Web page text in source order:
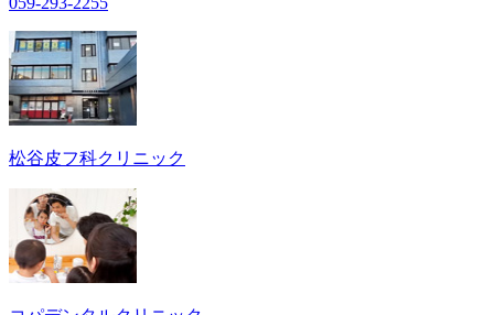
松谷皮フ科クリニック